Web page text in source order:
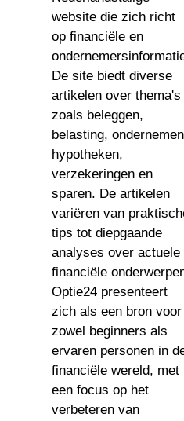
website die zich richt
op financiële en
De site biedt diverse
artikelen over thema's
zoals beleggen,
belasting,
hypotheken,
verzekeringen en
sparen. De artikelen
variëren van
tips tot diepgaande
analyses over actuele
financiële
Optie24 presenteert
zich als een bron voor
zowel beginners als
ervaren personen in
financiële wereld, met
een focus op het
verbeteren van